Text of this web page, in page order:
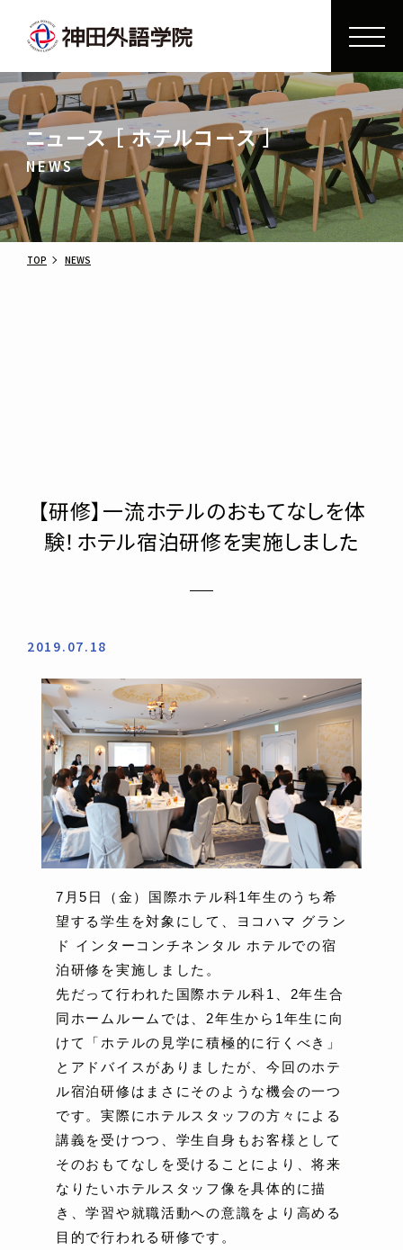
ニュース ［ ホテルコース ］
NEWS
TOP NEWS
【研修】一流ホテルのおもてなしを体
験！ホテル宿泊研修を実施しました
2019.07.18
7月5日（金）国際ホテル科1年生のうち希
望する学生を対象にして、ヨコハマ グラン
ド インターコンチネンタル ホテルでの宿
泊研修を実施しました。
先だって行われた国際ホテル科1、2年生合
同ホームルームでは、2年生から1年生に向
けて「ホテルの見学に積極的に行くべき」
とアドバイスがありましたが、今回のホテ
ル宿泊研修はまさにそのような機会の一つ
です。実際にホテルスタッフの方々による
講義を受けつつ、学生自身もお客様として
そのおもてなしを受けることにより、将来
なりたいホテルスタッフ像を具体的に描
き、学習や就職活動への意識をより高める
目的で行われる研修です。